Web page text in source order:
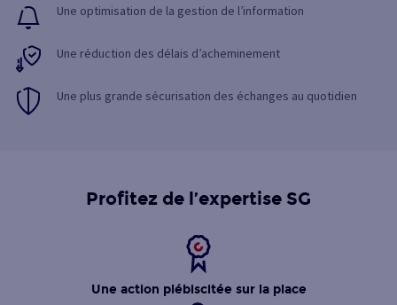
Une optimisation de la gestion de l’information
Une réduction des délais d’acheminement
Une plus grande sécurisation des échanges au quotidien
Profitez de l’expertise SG
Une action plébiscitée sur la place